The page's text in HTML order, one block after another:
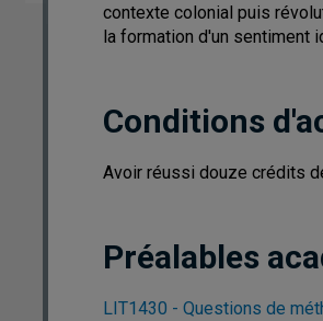
contexte colonial puis
la formation d'un sentiment
Conditions
Avoir réussi douze crédits
Préalables
LIT1430 - Questions de